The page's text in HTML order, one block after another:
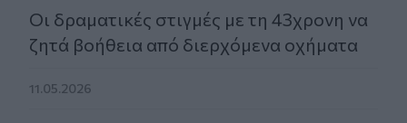
Οι δραματικές στιγμές με τη 43χρονη να
ζητά βοήθεια από διερχόμενα οχήματα
11.05.2026